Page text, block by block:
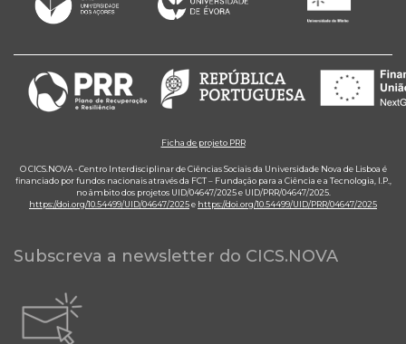
Ficha de projeto PRR
O CICS.NOVA - Centro Interdisciplinar de Ciências Sociais da Universidade Nova de Lisboa é
financiado por fundos nacionais através da FCT – Fundação para a Ciência e a Tecnologia, I.P.,
no âmbito dos projetos UID/04647/2025 e UID/PRR/04647/2025.
https://doi.org/10.54499/UID/04647/2025e https://doi.org/10.54499/UID/PRR/04647/2025
Subscreva a newsletter do CICS.NOVA